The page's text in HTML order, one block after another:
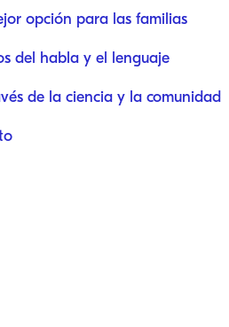
opción para las familias
del habla y el lenguaje
de la ciencia y la comunidad